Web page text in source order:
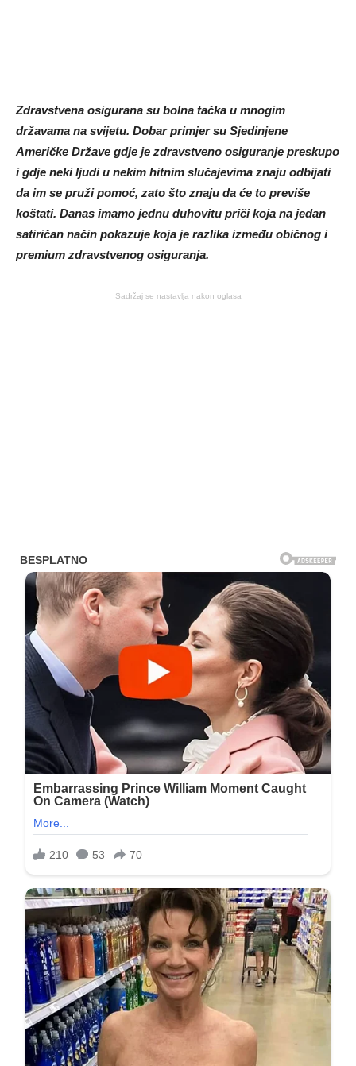
Zdravstvena osigurana su bolna tačka u mnogim
državama na svijetu. Dobar primjer su Sjedinjene
Američke Države gdje je zdravstveno osiguranje preskupo
i gdje neki ljudi u nekim hitnim slučajevima znaju odbijati
da im se pruži pomoć, zato što znaju da će to previše
koštati. Danas imamo jednu duhovitu priči koja na jedan
satiričan način pokazuje koja je razlika između običnog i
premium zdravstvenog osiguranja.
Sadržaj se nastavlja nakon oglasa